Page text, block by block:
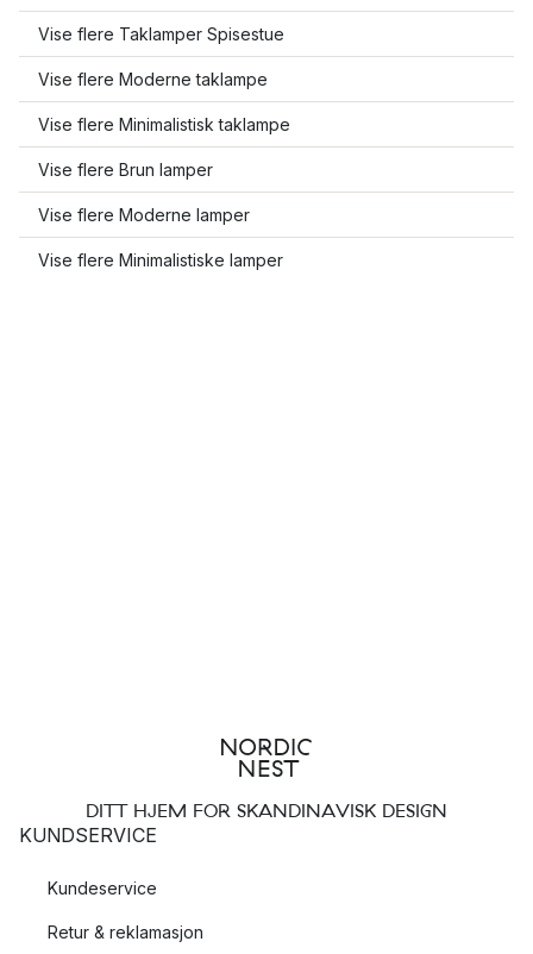
Vise flere Taklamper Spisestue
Vise flere Moderne taklampe
Vise flere Minimalistisk taklampe
Vise flere Brun lamper
Vise flere Moderne lamper
Vise flere Minimalistiske lamper
DITT HJEM FOR SKANDINAVISK DESIGN
KUNDSERVICE
Kundeservice
Retur & reklamasjon